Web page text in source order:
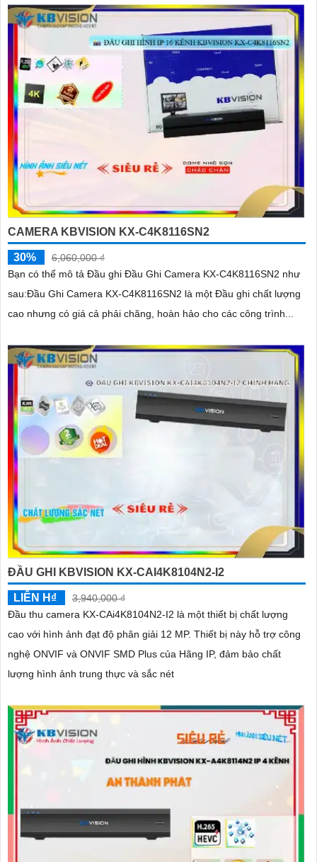
CAMERA KBVISION KX-C4K8116SN2
30%
6,060,000 ₫
Bạn có thể mô tả Đầu ghi Đầu Ghi Camera KX-C4K8116SN2 như
sau:Đầu Ghi Camera KX-C4K8116SN2 là một Đầu ghi chất lượng
cao nhưng có giá cả phải chăng, hoàn hảo cho các công trình...
ĐẦU GHI KBVISION KX-CAI4K8104N2-I2
LIÊN H₫
3,940,000 ₫
Đầu thu camera KX-CAi4K8104N2-I2 là một thiết bị chất lượng
cao với hình ảnh đạt độ phân giải 12 MP. Thiết bị này hỗ trợ công
nghệ ONVIF và ONVIF SMD Plus của Hãng IP, đảm bảo chất
lượng hình ảnh trung thực và sắc nét